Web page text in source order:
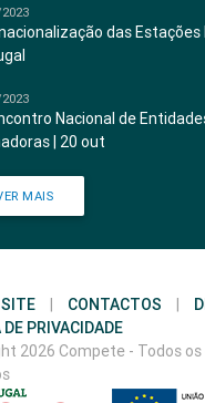
das
Nacional de
| 20 out
MAIS
CONTACTOS
PRIVACIDADE
2026 Compete - Todos